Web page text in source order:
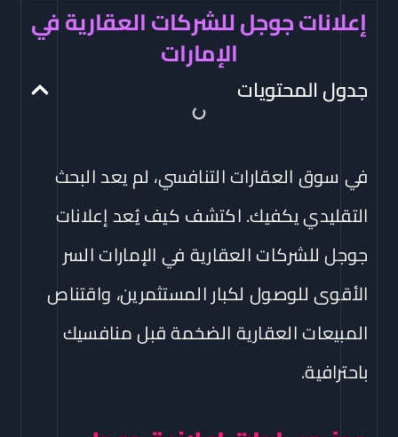
إعلانات جوجل للشركات العقارية في
الإمارات
جدول المحتويات
في سوق العقارات التنافسي، لم يعد البحث
التقليدي يكفيك. اكتشف كيف يُعد إعلانات
جوجل للشركات العقارية في الإمارات السر
الأقوى للوصول لكبار المستثمرين، واقتناص
المبيعات العقارية الضخمة قبل منافسيك
باحترافية.